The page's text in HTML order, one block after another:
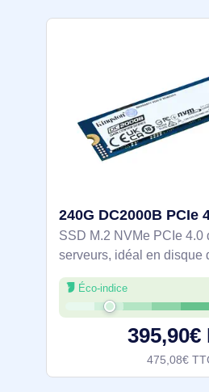
SSD M.2 NVMe PCIe 4.0
serveurs, idéal en disque
ou cache. Lecture 4500
400 Mo/s via x4, latences
260k/18k IOPS (4K). PLP
MTBF 2 000
Éco-indice
395,90€
475,08€